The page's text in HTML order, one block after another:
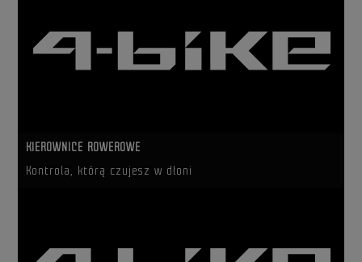
KIEROWNICE ROWEROWE
Kontrola, którą czujesz w dłoni